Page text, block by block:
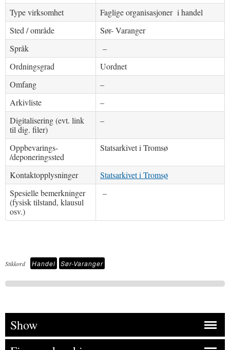
Type virksomhet
Faglige organisasjoner i handel
Sted / område
Sør- Varanger
Språk
–
Ordningsgrad
Uordnet
Omfang
–
Arkivliste
–
Digitalisering (evt. link
til dig. filer)
–
Oppbevarings-
/deponeringssted
Statsarkivet i Tromsø
Kontaktopplysninger
Statsarkivet i Tromsø
Spesielle bemerkninger
(fysisk tilstand, klausul
osv.)
–
Stikkord Handel Sør-Varanger
Show